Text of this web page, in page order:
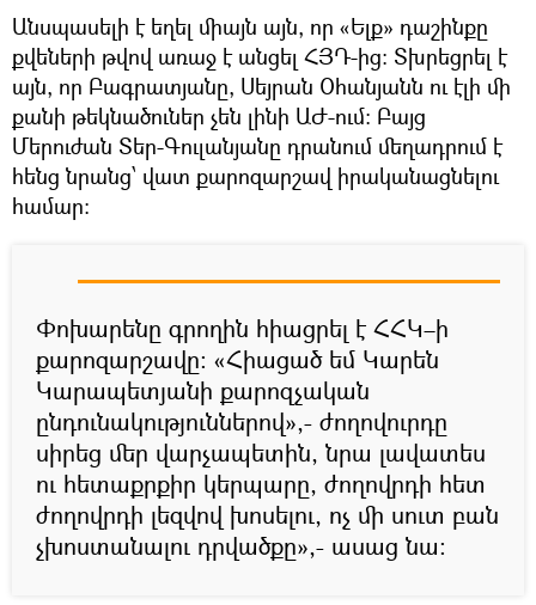
Անսպասելի է եղել միայն այն, որ «Ելք» դաշինքը
քվեների թվով առաջ է անցել ՀՅԴ-ից: Տխրեցրել է
այն, որ Բագրատյանը, Սեյրան Օհանյանն ու էլի մի
քանի թեկնածուներ չեն լինի ԱԺ-ում: Բայց
Մերուժան Տեր-Գուլանյանը դրանում մեղադրում է
հենց նրանց՝ վատ քարոզարշավ իրականացնելու
համար:
Փոխարենը գրողին հիացրել է ՀՀԿ–ի
քարոզարշավը: «Հիացած եմ Կարեն
Կարապետյանի քարոզչական
ընդունակություններով»,- ժողովուրդը
սիրեց մեր վարչապետին, նրա լավատես
ու հետաքրքիր կերպարը, ժողովրդի հետ
ժողովրդի լեզվով խոսելու, ոչ մի սուտ բան
չխոստանալու դրվածքը»,- ասաց նա: